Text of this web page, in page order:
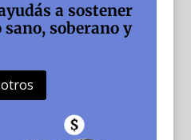
a sostener
soberano y